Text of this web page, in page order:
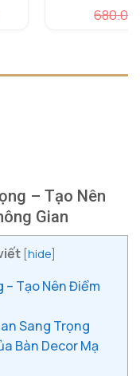
– Tạo Nên
Gian
[hide]
– Tạo Nên Điểm
Sang Trọng
Bàn Decor Mạ